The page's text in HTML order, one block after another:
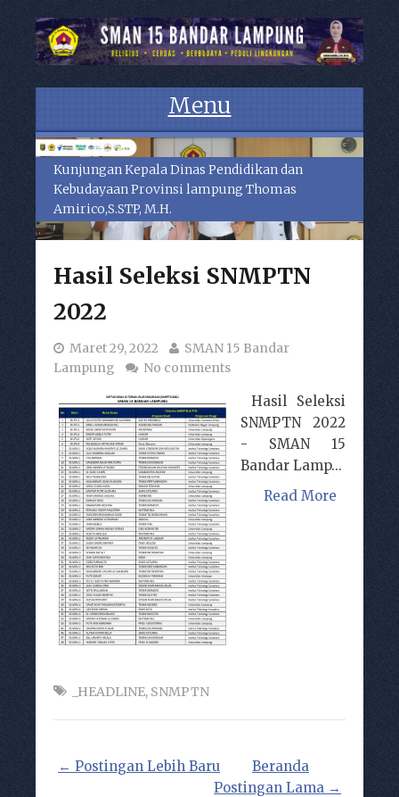
Menu
Skip to content
Kunjungan Kepala Dinas Pendidikan dan
Kebudayaan Provinsi lampung Thomas
Amirico,S.STP, M.H.
Hasil Seleksi SNMPTN
2022
Maret 29, 2022
SMAN 15 Bandar
Lampung
No comments
Hasil Seleksi
SNMPTN 2022
- SMAN 15
Bandar Lamp...
Read More
_HEADLINE, SNMPTN
← Postingan Lebih Baru
Postingan Lama →
Beranda